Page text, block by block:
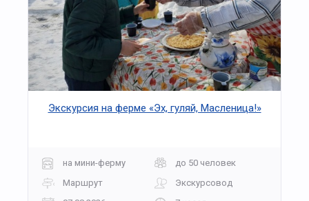
Экскурсия на ферме «Эх, гуляй, Масленица!»
на мини-ферму
до 50 человек
Маршрут
Экскурсовод